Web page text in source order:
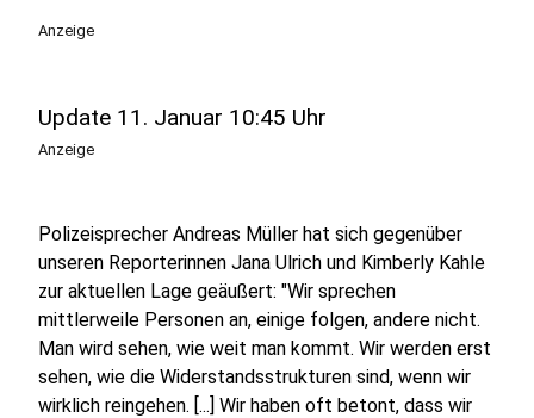
Anzeige
Update 11. Januar 10:45 Uhr
Anzeige
Polizeisprecher Andreas Müller hat sich gegenüber
unseren Reporterinnen Jana Ulrich und Kimberly Kahle
zur aktuellen Lage geäußert: "Wir sprechen
mittlerweile Personen an, einige folgen, andere nicht.
Man wird sehen, wie weit man kommt. Wir werden erst
sehen, wie die Widerstandsstrukturen sind, wenn wir
wirklich reingehen. [...] Wir haben oft betont, dass wir